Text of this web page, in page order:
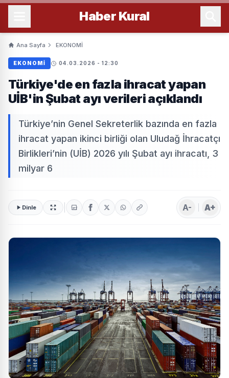
Haber Kural
Ana Sayfa EKONOMİ
EKONOMİ 04.03.2026 - 12:30
Türkiye'de en fazla ihracat yapan
UİB'in Şubat ayı verileri açıklandı
Türkiye’nin Genel Sekreterlik bazında en fazla
ihracat yapan ikinci birliği olan Uludağ İhracatçı
Birlikleri’nin (UİB) 2026 yılı Şubat ayı ihracatı, 3
milyar 6
Dinle A- A+